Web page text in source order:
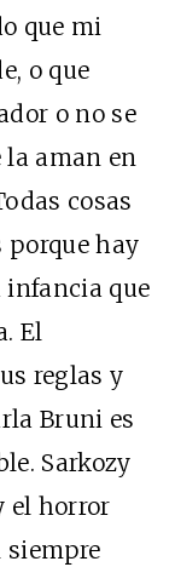
que mi
o que
o no se
la aman en
cosas
porque hay
que
El
reglas y
Bruni es
Sarkozy
el horror
siempre